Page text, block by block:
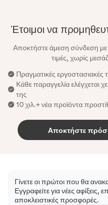
Έτοιμοι να
Αποκτήστε άμεση σύνδεση με
τιμές, χωρίς
Πραγματικές εργοστασιακές
Κάθε παραγγελία ελέγχεται
της
10 χιλ.+ νέα προϊόντα
Αποκτήστε
Γίνετε οι πρώτοι που θα
Εγγραφείτε για νέες αφίξεις,
αποκλειστικές προσφορές.